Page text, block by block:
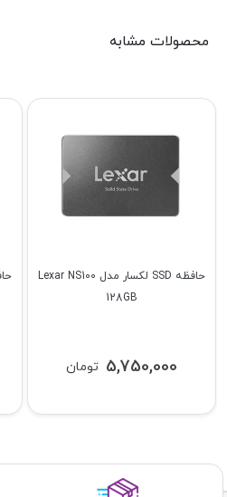
محصولات مشابه
حافظه SSD لکسار مدل Lexar NS100
128GB
تومان 5,750,000